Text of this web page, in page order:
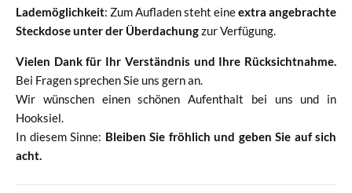
Lademöglichkeit: Zum Aufladen steht eineextra angebrachte
Steckdose unter der Überdachungzur Verfügung.
Vielen Dank für Ihr Verständnis und Ihre Rücksichtnahme.
Bei Fragen sprechen Sie uns gern an.
Wir wünschen einen schönen Aufenthalt bei uns und in
Hooksiel.
In diesem Sinne: Bleiben Sie fröhlich und geben Sie auf sich
acht.